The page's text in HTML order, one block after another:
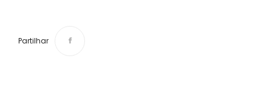
Partilhar